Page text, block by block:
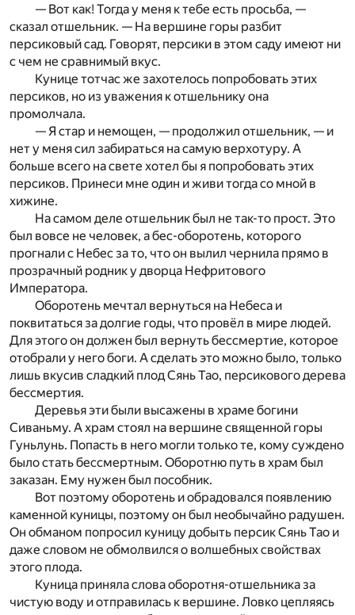
— Вот как! Тогда у меня к тебе есть просьба, —
сказал отшельник. — На вершине горы разбит
персиковый сад. Говорят, персики в этом саду имеют ни
с чем не сравнимый вкус.
Кунице тотчас же захотелось попробовать этих
персиков, но из уважения к отшельнику она
промолчала.
— Я стар и немощен, — продолжил отшельник, — и
нет у меня сил забираться на самую верхотуру. А
больше всего на свете хотел бы я попробовать этих
персиков. Принеси мне один и живи тогда со мной в
хижине.
На самом деле отшельник был не так-то прост. Это
был вовсе не человек, а бес-оборотень, которого
прогнали с Небес за то, что он вылил чернила прямо в
прозрачный родник у дворца Нефритового
Императора.
Оборотень мечтал вернуться на Небеса и
поквитаться за долгие годы, что провёл в мире людей.
Для этого он должен был вернуть бессмертие, которое
отобрали у него боги. А сделать это можно было, только
лишь вкусив сладкий плод Сянь Тао, персикового дерева
бессмертия.
Деревья эти были высажены в храме богини
Сиваньму. А храм стоял на вершине священной горы
Гуньлунь. Попасть в него могли только те, кому суждено
было стать бессмертным. Оборотню путь в храм был
заказан. Ему нужен был пособник.
Вот поэтому оборотень и обрадовался появлению
каменной куницы, поэтому он был необычайно радушен.
Он обманом попросил куницу добыть персик Сянь Тао и
даже словом не обмолвился о волшебных свойствах
этого плода.
Куница приняла слова оборотня-отшельника за
чистую воду и отправилась к вершине. Ловко цепляясь